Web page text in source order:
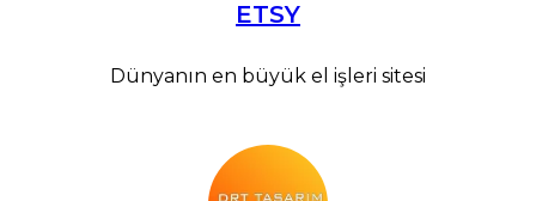
ETSY
Dünyanın en büyük el işleri sitesi